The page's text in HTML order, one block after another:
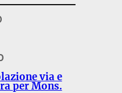
via e
per Mons.